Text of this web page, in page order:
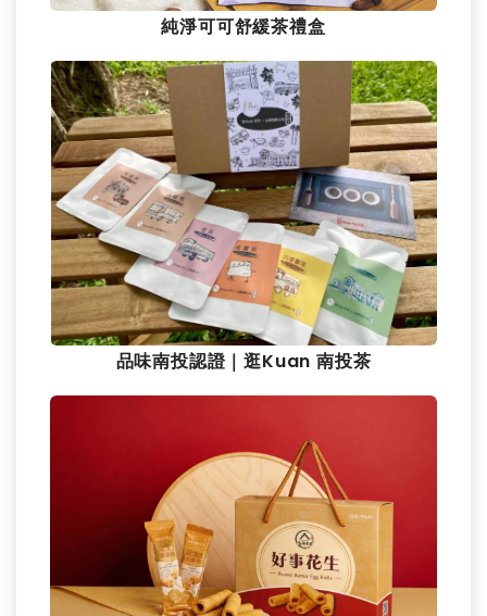
純淨可可舒緩茶禮盒
品味南投認證｜逛Kuan 南投茶